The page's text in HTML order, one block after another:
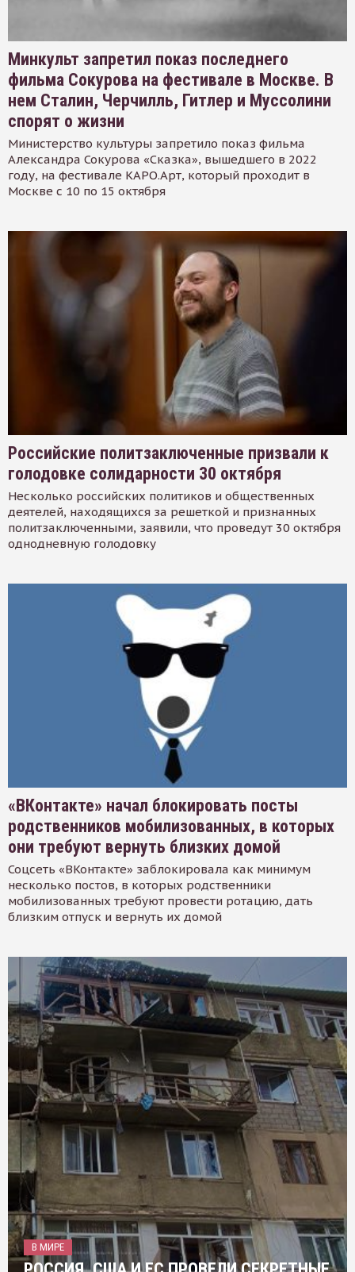
Минкульт запретил показ последнего
фильма Сокурова на фестивале в Москве. В
нем Сталин, Черчилль, Гитлер и Муссолини
спорят о жизни
Министерство культуры запретило показ фильма
Александра Сокурова «Сказка», вышедшего в 2022
году, на фестивале КАРО.Арт, который проходит в
Москве с 10 по 15 октября
Российские политзаключенные призвали к
голодовке солидарности 30 октября
Несколько российских политиков и общественных
деятелей, находящихся за решеткой и признанных
политзаключенными, заявили, что проведут 30 октября
однодневную голодовку
«ВКонтакте» начал блокировать посты
родственников мобилизованных, в которых
они требуют вернуть близких домой
Соцсеть «ВКонтакте» заблокировала как минимум
несколько постов, в которых родственники
мобилизованных требуют провести ротацию, дать
близким отпуск и вернуть их домой
В МИРЕ